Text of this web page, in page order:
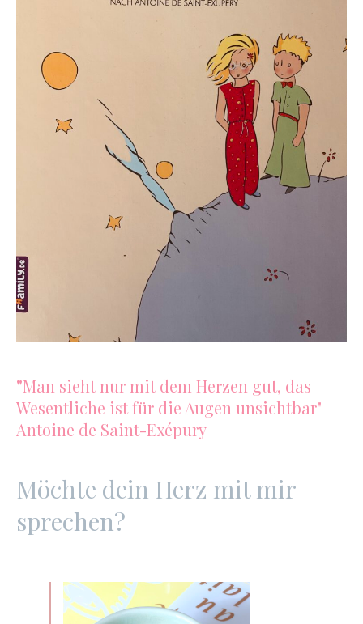
"Man sieht nur mit dem Herzen gut, das
Wesentliche ist für die Augen unsichtbar"
Antoine de Saint-Exépury
Möchte dein Herz mit mir
sprechen?